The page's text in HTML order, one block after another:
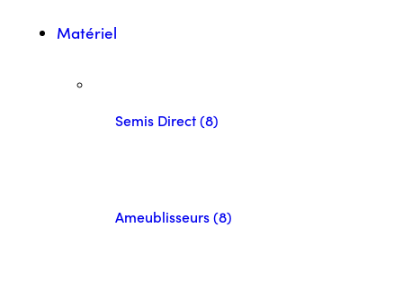
Matériel
Semis Direct (8)
Ameublisseurs (8)